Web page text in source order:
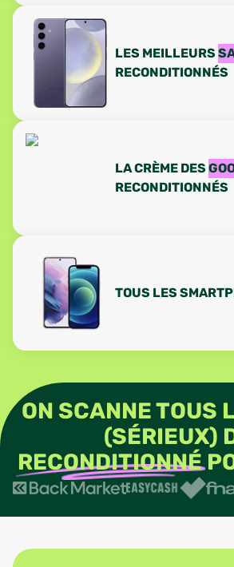
LES MEILLEURS
RECONDITIONNÉS
LA CRÈME DES
RECONDITIONNÉS
TOUS LES
ON SCANNE TOUS
(SÉRIEUX)
RECONDITIONNÉ